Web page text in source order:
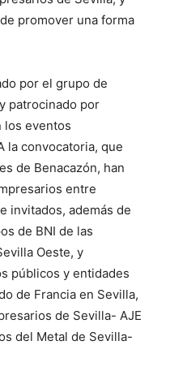
promover una forma
por el grupo de
patrocinado por
los eventos
la convocatoria, que
de Benacazón, han
entre
invitados, además de
de BNI de las
Oeste, y
públicos y entidades
de Francia en Sevilla,
de Sevilla- AJE
del Metal de Sevilla-